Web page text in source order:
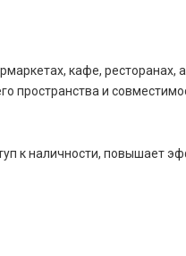
кафе, ресторанах,
пространства и
к наличности, повышает